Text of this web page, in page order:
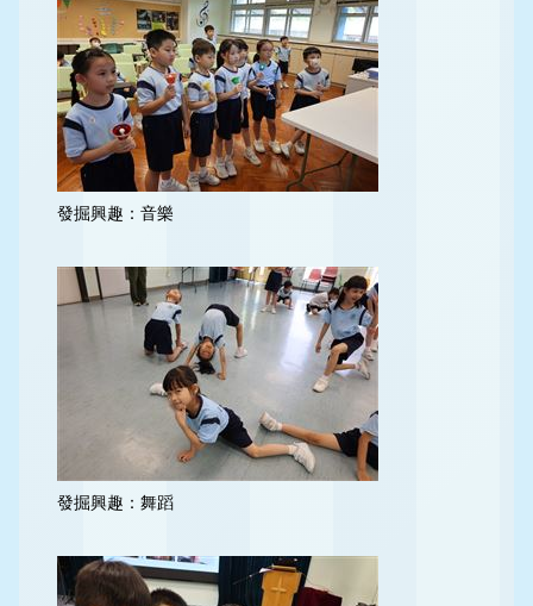
發掘興趣：音樂
發掘興趣：舞蹈